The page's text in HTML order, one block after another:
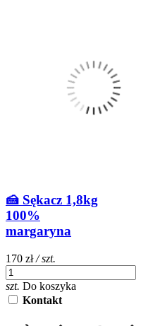
🍰 Sękacz 1,8kg
100%
margaryna
170 zł / szt.
szt. Do koszyka
Kontakt